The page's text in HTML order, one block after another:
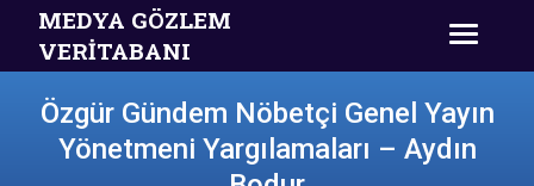
MEDYA GÖZLEM
VERİTABANI
Özgür Gündem Nöbetçi Genel Yayın
Yönetmeni Yargılamaları – Aydın